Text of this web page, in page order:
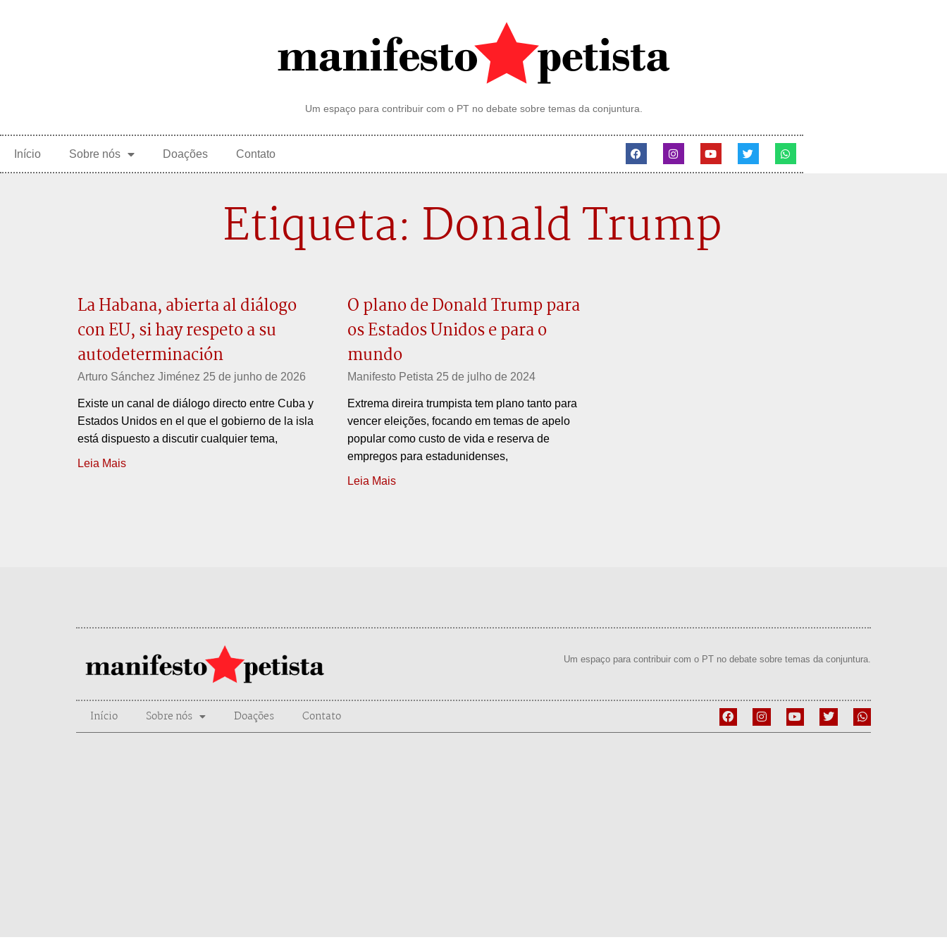
Um espaço para contribuir com o PT no debate sobre temas da conjuntura.
Início Sobre nós Doações Contato
Etiqueta: Donald Trump
La Habana, abierta al diálogo
con EU, si hay respeto a su
autodeterminación
Arturo Sánchez Jiménez 25 de junho de 2026
Existe un canal de diálogo directo entre Cuba y
Estados Unidos en el que el gobierno de la isla
está dispuesto a discutir cualquier tema,
Leia Mais
O plano de Donald Trump para
os Estados Unidos e para o
mundo
Manifesto Petista 25 de julho de 2024
Extrema direira trumpista tem plano tanto para
vencer eleições, focando em temas de apelo
popular como custo de vida e reserva de
empregos para estadunidenses,
Leia Mais
Um espaço para contribuir com o PT no debate sobre temas da conjuntura.
Início Sobre nós Doações Contato